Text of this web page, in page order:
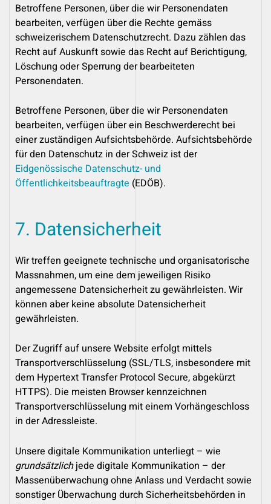
Betroffene Personen, über die wir Personendaten
bearbeiten, verfügen über die Rechte gemäss
schweizerischem Datenschutzrecht. Dazu zählen das
Recht auf Auskunft sowie das Recht auf Berichtigung,
Löschung oder Sperrung der bearbeiteten
Personendaten.
Betroffene Personen, über die wir Personendaten
bearbeiten, verfügen über ein Beschwerderecht bei
einer zuständigen Aufsichtsbehörde. Aufsichtsbehörde
für den Datenschutz in der Schweiz ist der
Eidgenössische Datenschutz- und
Öffentlichkeitsbeauftragte (EDÖB).
7. Datensicherheit
Wir treffen geeignete technische und organisatorische
Massnahmen, um eine dem jeweiligen Risiko
angemessene Datensicherheit zu gewährleisten. Wir
können aber keine absolute Datensicherheit
gewährleisten.
Der Zugriff auf unsere Website erfolgt mittels
Transportverschlüsselung (SSL/TLS, insbesondere mit
dem Hypertext Transfer Protocol Secure, abgekürzt
HTTPS). Die meisten Browser kennzeichnen
Transportverschlüsselung mit einem Vorhängeschloss
in der Adressleiste.
Unsere digitale Kommunikation unterliegt – wie
grundsätzlichjede digitale Kommunikation – der
Massenüberwachung ohne Anlass und Verdacht sowie
sonstiger Überwachung durch Sicherheitsbehörden in